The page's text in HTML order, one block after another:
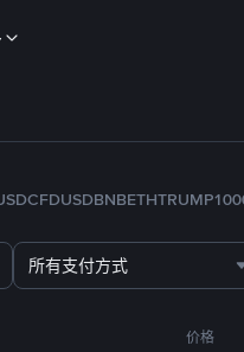
FDUSDBNBETHTRUMP
所有支付方式
价格